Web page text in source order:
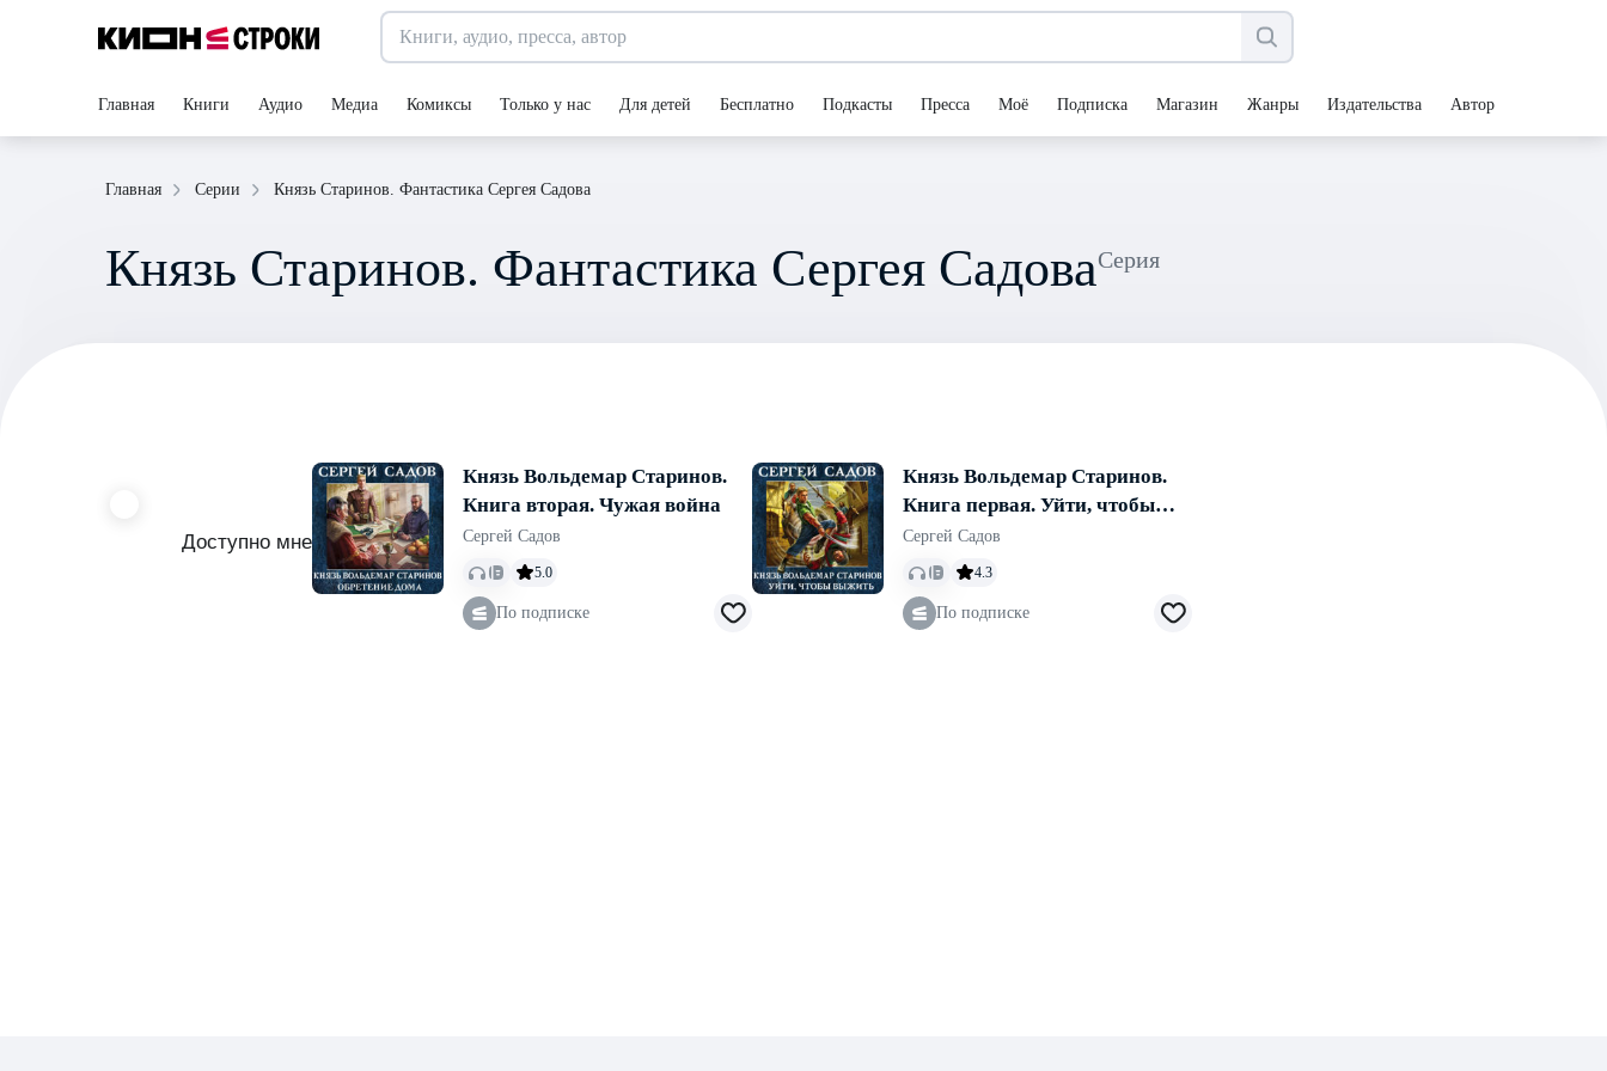
Главная Книги Аудио Медиа Комиксы Только у нас Для детей Бесплатно Подкасты Пресса Моё Подписка Магазин Жанры Издательства Авторы
Главная Серии Князь Старинов. Фантастика Сергея Садова
Князь Старинов. Фантастика Сергея Садова Серия
Доступно мне
Князь Вольдемар Старинов.
Книга вторая. Чужая война
Сергей Садов
5.0
По подписке
Князь Вольдемар Старинов.
Книга первая. Уйти, чтобы
выжить
Сергей Садов
4.3
По подписке